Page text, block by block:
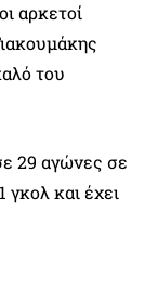
αρκετοί
του
29 αγώνες σε
γκολ και έχει